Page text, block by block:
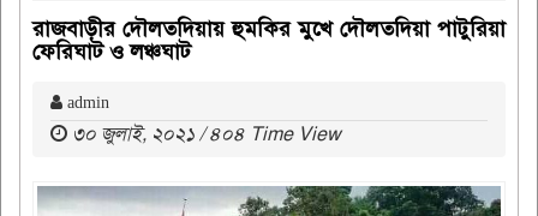
রাজবাড়ীর দৌলতদিয়ায় হুমকির মুখে দৌলতদিয়া পাটুরিয়া
ফেরিঘাট ও লঞ্চঘাট
admin
৩০ জুলাই, ২০২১ / ৪০৪ Time View